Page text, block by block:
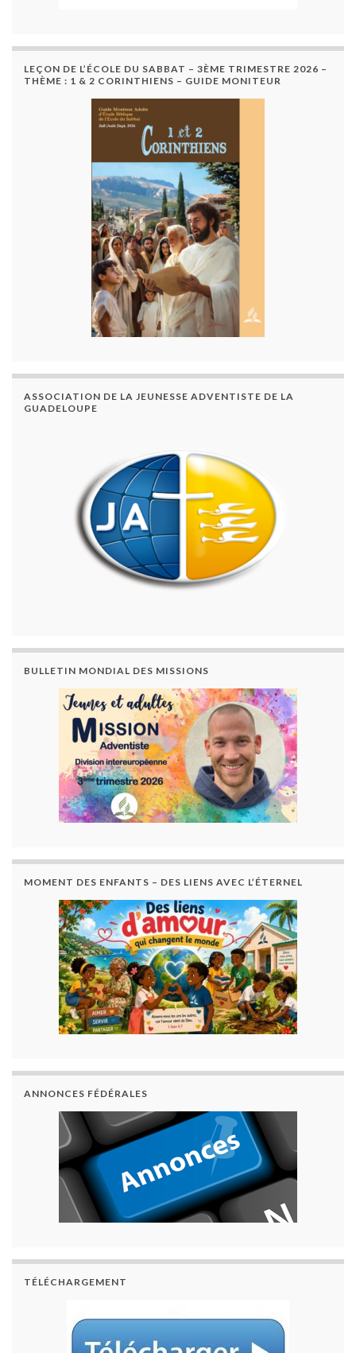
LEÇON DE L’ÉCOLE DU SABBAT – 3ÈME TRIMESTRE 2026 –
THÈME : 1 & 2 CORINTHIENS – GUIDE MONITEUR
ASSOCIATION DE LA JEUNESSE ADVENTISTE DE LA
GUADELOUPE
BULLETIN MONDIAL DES MISSIONS
MOMENT DES ENFANTS – DES LIENS AVEC L’ÉTERNEL
ANNONCES FÉDÉRALES
TÉLÉCHARGEMENT